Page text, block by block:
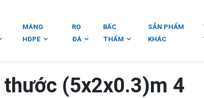
MÀNG
HDPE
RỌ
ĐÁ
BẤC
THẤM
SẢN PHẨM
KHÁC
(5x2x0.3)m 4